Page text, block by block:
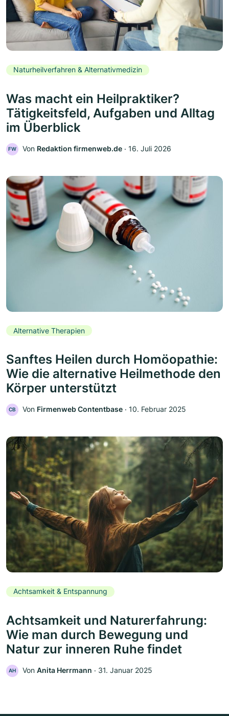
Naturheilverfahren & Alternativmedizin
Was macht ein Heilpraktiker?
Tätigkeitsfeld, Aufgaben und Alltag
im Überblick
FW Von Redaktion firmenweb.de ‧ 16. Juli 2026
Alternative Therapien
Sanftes Heilen durch Homöopathie:
Wie die alternative Heilmethode den
Körper unterstützt
CB Von Firmenweb Contentbase ‧ 10. Februar 2025
Achtsamkeit & Entspannung
Achtsamkeit und Naturerfahrung:
Wie man durch Bewegung und
Natur zur inneren Ruhe findet
AH Von Anita Herrmann ‧ 31. Januar 2025